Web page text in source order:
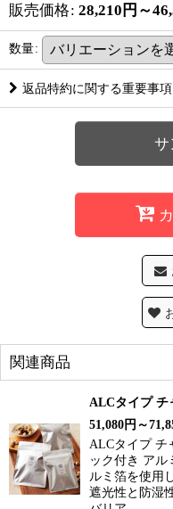
販売価格: 28,210 円 ～
数量:
返品特約に関する重要事項
サ
関連商品
ALCタイプ チ
51,080円 ～
ALCタイプ チ
ック付き アル
ルミ箔を使用
遮光性と防湿